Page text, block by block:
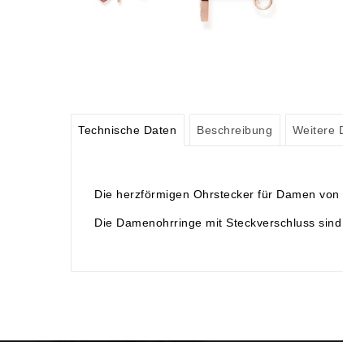
Technische Daten Beschreibung Weitere
Die herzförmigen Ohrstecker für Damen
Die Damenohrringe mit Steckverschluss